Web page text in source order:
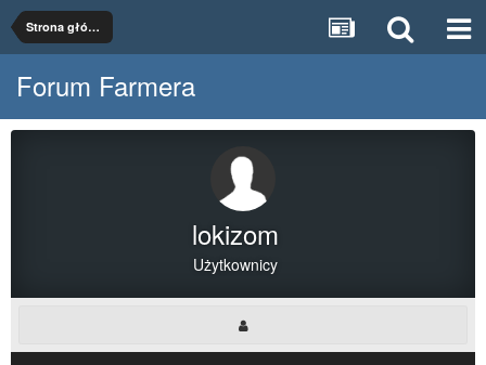
Strona główna
Forum Farmera
lokizom
Użytkownicy